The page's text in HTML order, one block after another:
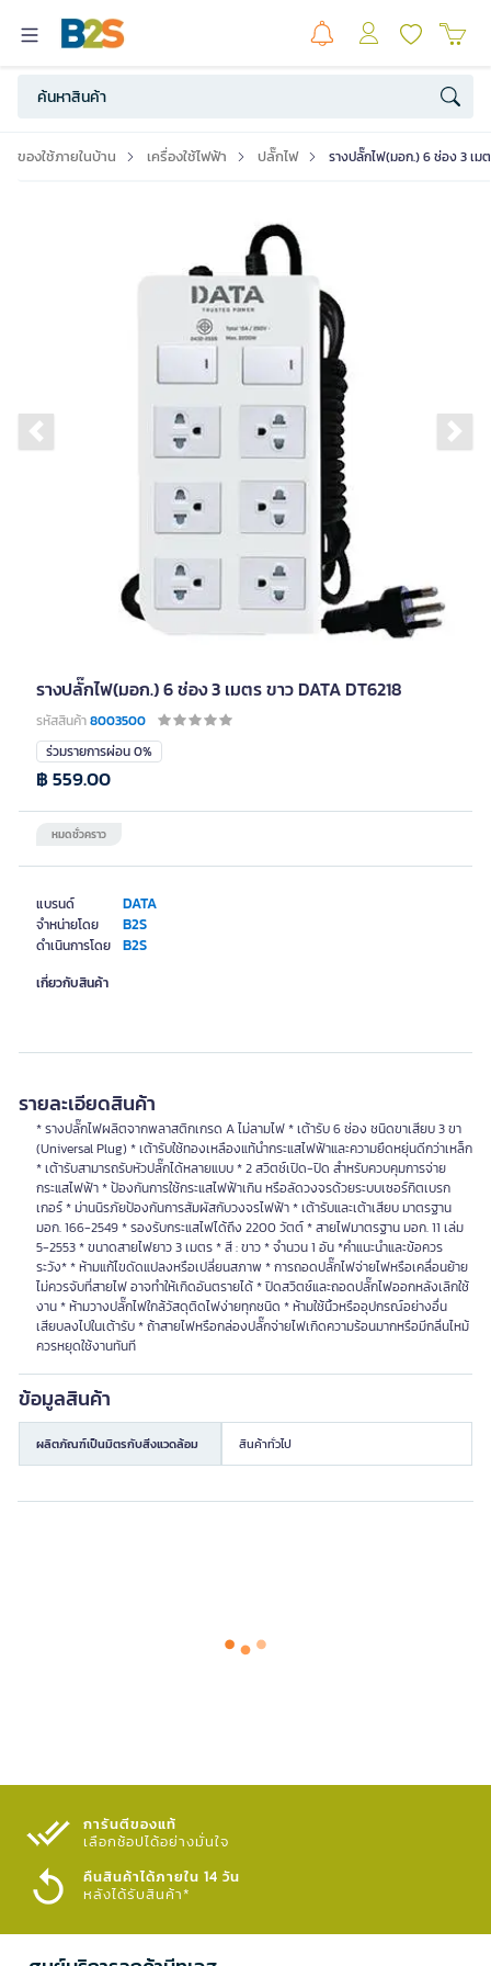
ของใช้ภายในบ้าน เครื่องใช้ไฟฟ้า ปลั๊กไฟ รางปลั๊กไฟ(มอก.) 6 ช่อง 3 เม
Previous slide
รางปลั๊กไฟ(มอก.) 6 ช่อง 3 เมตร ขาว DATA DT6218
รหัสสินค้า8003500
แบรนด์ DATA
จำหน่ายโดย B2S
ดำเนินการโดย B2S
ร่วมรายการผ่อน 0%
หมดชั่วคราว
฿ 559.00
เกี่ยวกับสินค้า
รายละเอียดสินค้า
* รางปลั๊กไฟผลิตจากพลาสติกเกรด A ไม่ลามไฟ * เต้ารับ 6 ช่อง ชนิดขาเสียบ 3 ขา
(Universal Plug) * เต้ารับใช้ทองเหลืองแท้นำกระแสไฟฟ้าและความยืดหยุ่นดีกว่าเหล็ก
* เต้ารับสามารถรับหัวปลั๊กได้หลายแบบ * 2 สวิตช์เปิด-ปิด สำหรับควบคุมการจ่าย
กระแสไฟฟ้า * ป้องกันการใช้กระแสไฟฟ้าเกิน หรือลัดวงจรด้วยระบบเซอร์กิตเบรก
เกอร์ * ม่านนิรภัยป้องกันการสัมผัสกับวงจรไฟฟ้า * เต้ารับและเต้าเสียบ มาตรฐาน
มอก. 166-2549 * รองรับกระแสไฟได้ถึง 2200 วัตต์ * สายไฟมาตรฐาน มอก. 11 เล่ม
5-2553 * ขนาดสายไฟยาว 3 เมตร * สี : ขาว * จำนวน 1 อัน *คำแนะนำและข้อควร
ระวัง* * ห้ามแก้ไขดัดแปลงหรือเปลี่ยนสภาพ * การถอดปลั๊กไฟจ่ายไฟหรือเคลื่อนย้าย
ไม่ควรจับที่สายไฟ อาจทำให้เกิดอันตรายได้ * ปิดสวิตช์และถอดปลั๊กไฟออกหลังเลิกใช้
งาน * ห้ามวางปลั๊กไฟใกล้วัสดุติดไฟง่ายทุกชนิด * ห้ามใช้นิ้วหรืออุปกรณ์อย่างอื่น
เสียบลงไปในเต้ารับ * ถ้าสายไฟหรือกล่องปลั๊กจ่ายไฟเกิดความร้อนมากหรือมีกลิ่นไหม้
ควรหยุดใช้งานทันที
ข้อมูลสินค้า
ผลิตภัณฑ์เป็นมิตรกับสิ่งแวดล้อม สินค้าทั่วไป
การันตีของแท้
เลือกช้อปได้อย่างมั่นใจ​
คืนสินค้าได้ภายใน 14 วัน
หลังได้รับสินค้า*